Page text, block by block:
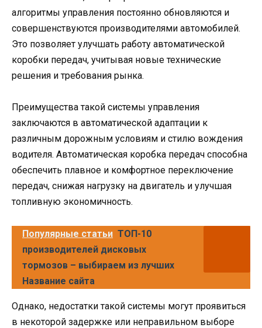
алгоритмы управления постоянно обновляются и
совершенствуются производителями автомобилей.
Это позволяет улучшать работу автоматической
коробки передач, учитывая новые технические
решения и требования рынка.
Преимущества такой системы управления
заключаются в автоматической адаптации к
различным дорожным условиям и стилю вождения
водителя. Автоматическая коробка передач способна
обеспечить плавное и комфортное переключение
передач, снижая нагрузку на двигатель и улучшая
топливную экономичность.
Популярные статьи ТОП-10
производителей дисковых
тормозов – выбираем из лучших
Название сайта
Однако, недостатки такой системы могут проявиться
в некоторой задержке или неправильном выборе